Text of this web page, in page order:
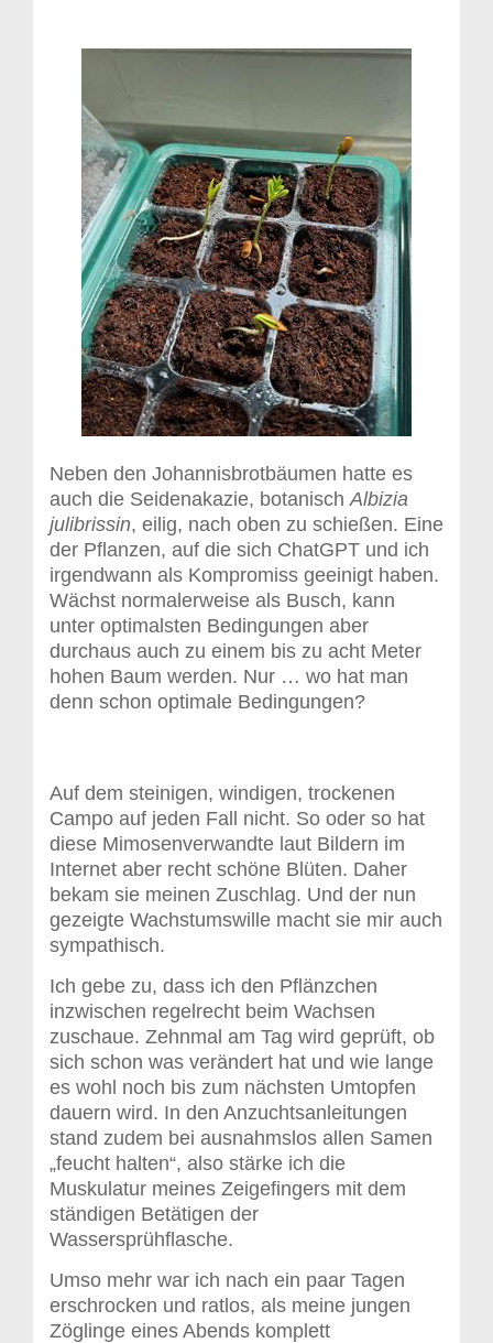
Neben den Johannisbrotbäumen hatte es
auch die Seidenakazie, botanisch Albizia
julibrissin, eilig, nach oben zu schießen. Eine
der Pflanzen, auf die sich ChatGPT und ich
irgendwann als Kompromiss geeinigt haben.
Wächst normalerweise als Busch, kann
unter optimalsten Bedingungen aber
durchaus auch zu einem bis zu acht Meter
hohen Baum werden. Nur … wo hat man
denn schon optimale Bedingungen?
Auf dem steinigen, windigen, trockenen
Campo auf jeden Fall nicht. So oder so hat
diese Mimosenverwandte laut Bildern im
Internet aber recht schöne Blüten. Daher
bekam sie meinen Zuschlag. Und der nun
gezeigte Wachstumswille macht sie mir auch
sympathisch.
Ich gebe zu, dass ich den Pflänzchen
inzwischen regelrecht beim Wachsen
zuschaue. Zehnmal am Tag wird geprüft, ob
sich schon was verändert hat und wie lange
es wohl noch bis zum nächsten Umtopfen
dauern wird. In den Anzuchtsanleitungen
stand zudem bei ausnahmslos allen Samen
„feucht halten“, also stärke ich die
Muskulatur meines Zeigefingers mit dem
ständigen Betätigen der
Wassersprühflasche.
Umso mehr war ich nach ein paar Tagen
erschrocken und ratlos, als meine jungen
Zöglinge eines Abends komplett